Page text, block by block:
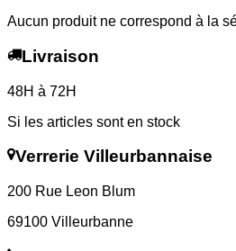
Aucun produit ne correspond à la
Livraison
48H à 72H
Si les articles sont en stock
Verrerie Villeurbannaise
200 Rue Leon Blum
69100 Villeurbanne